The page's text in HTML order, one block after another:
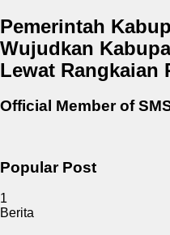
Pemerintah
Wujudkan
Lewat Rangkaian
Official Member of
Popular Post
1
Berita